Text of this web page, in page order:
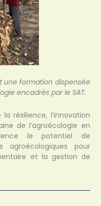
une formation dispensée
encadrés par le SAT.
résilience, l’innovation
de l’agroécologie en
le potentiel de
agroécologiques pour
et la gestion de